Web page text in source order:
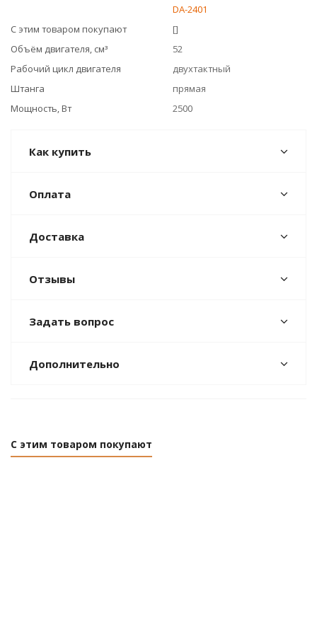
DA-2401
С этим товаром покупают
[]
Объём двигателя, см³
52
Рабочий цикл двигателя
двухтактный
Штанга
прямая
Мощность, Вт
2500
Как купить
Оплата
Доставка
Отзывы
Задать вопрос
Дополнительно
С этим товаром покупают